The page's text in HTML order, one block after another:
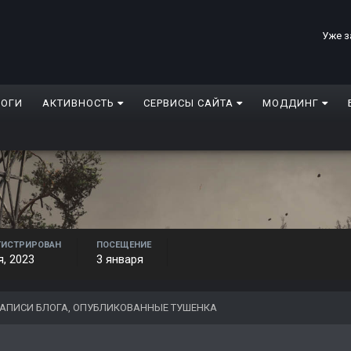
Уже
АКТИВНОСТЬ СЕРВИСЫ САЙТА МОДДИНГ
2023
ПОСЕЩЕНИЕ
3 января
БЛОГА, ОПУБЛИКОВАННЫЕ ТУШЕНКА